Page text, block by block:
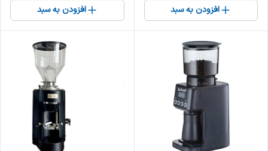
افزودن به سبد افزودن به سبد